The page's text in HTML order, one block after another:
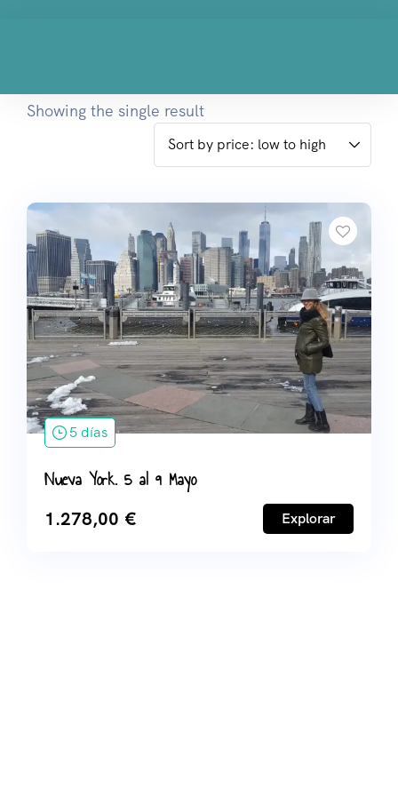
Showing the single result
5 días
Nueva York. 5 al 9 Mayo
1.278,00 € Explorar